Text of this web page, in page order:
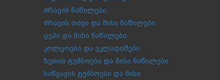
ძრავის ნაწილები
ძრავის თავი და მისი ნაწილები
ცეპი და მისი ნაწილები
კოლცოები და ვკლადიშები
ზეთის ტუმბოები და მისი ნაწილები
საწვავის ტუმბოები და მისი